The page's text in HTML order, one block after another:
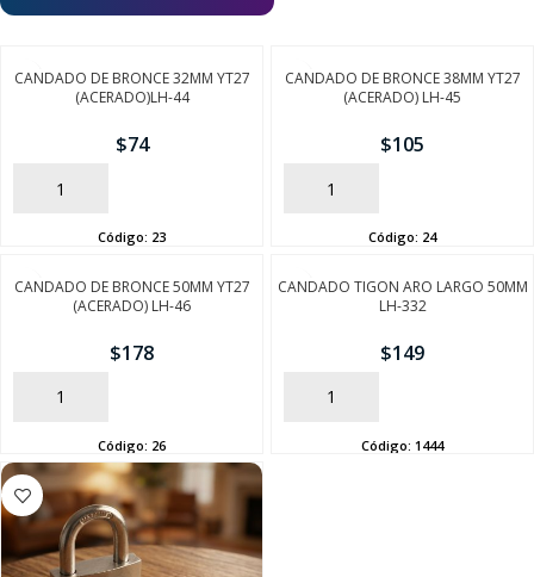
CANDADO DE BRONCE 32MM YT27
(ACERADO)LH-44
$74
AÑADIR
Código: 23
CANDADO DE BRONCE 38MM YT27
(ACERADO) LH-45
$105
AÑADIR
Código: 24
CANDADO DE BRONCE 50MM YT27
(ACERADO) LH-46
$178
AÑADIR
Código: 26
CANDADO TIGON ARO LARGO 50MM
LH-332
$149
AÑADIR
Código: 1444